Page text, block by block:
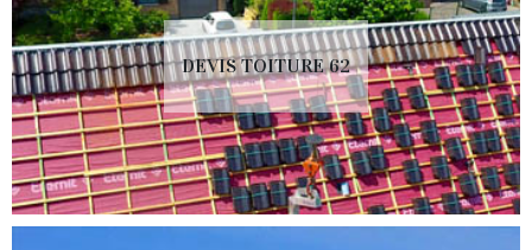
DEVIS TOITURE 62